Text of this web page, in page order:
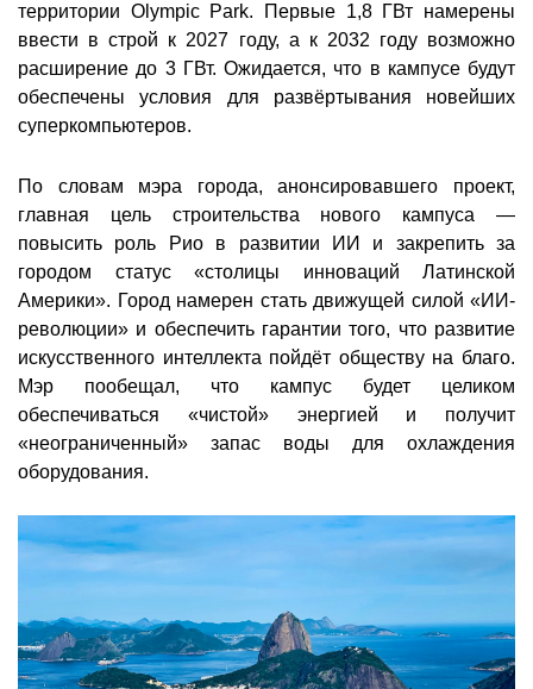
территории Olympic Park. Первые 1,8 ГВт намерены
ввести в строй к 2027 году, а к 2032 году возможно
расширение до 3 ГВт. Ожидается, что в кампусе будут
обеспечены условия для развёртывания новейших
суперкомпьютеров.
По словам мэра города, анонсировавшего проект,
главная цель строительства нового кампуса —
повысить роль Рио в развитии ИИ и закрепить за
городом статус «столицы инноваций Латинской
Америки». Город намерен стать движущей силой «ИИ-
революции» и обеспечить гарантии того, что развитие
искусственного интеллекта пойдёт обществу на благо.
Мэр пообещал, что кампус будет целиком
обеспечиваться «чистой» энергией и получит
«неограниченный» запас воды для охлаждения
оборудования.